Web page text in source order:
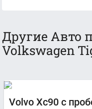
Другие Авто
Volkswagen
Volvo Xc90 с